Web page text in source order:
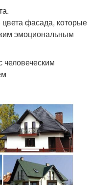
фасада, которые
эмоциональным
человеческим